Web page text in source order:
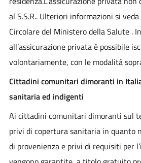
al S.S.R.. Ulteriori informazioni si
Circolare del Ministero della Salute .
all’assicurazione privata è possibile
volontariamente, con le modalità
Cittadini comunitari dimoranti in
sanitaria ed indigenti
Ai cittadini comunitari dimoranti sul
privi di copertura sanitaria in quanto
di provenienza e privi di requisiti per